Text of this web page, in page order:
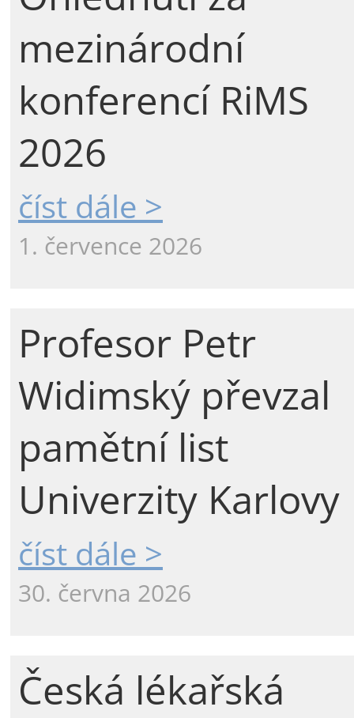
mezinárodní
konferencí RiMS
2026
číst dále >
1. července 2026
Profesor Petr
Widimský převzal
pamětní list
Univerzity Karlovy
číst dále >
30. června 2026
Česká lékařská